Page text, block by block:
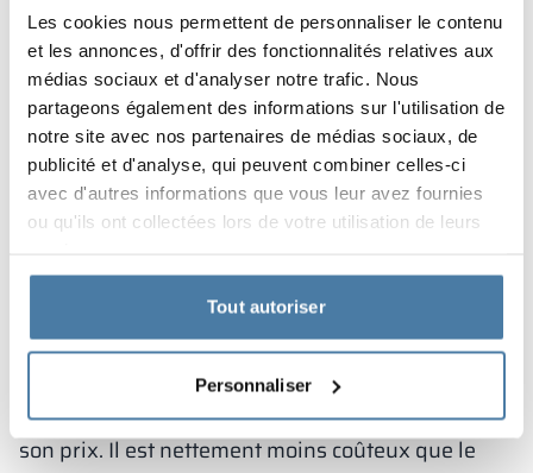
Les cookies nous permettent de personnaliser le contenu
et les annonces, d'offrir des fonctionnalités relatives aux
médias sociaux et d'analyser notre trafic. Nous
partageons également des informations sur l'utilisation de
notre site avec nos partenaires de médias sociaux, de
publicité et d'analyse, qui peuvent combiner celles-ci
avec d'autres informations que vous leur avez fournies
ou qu'ils ont collectées lors de votre utilisation de leurs
Tout autoriser
Personnaliser
Applications du panneau de
particules LPW –
construction de cabines
sanitaires
Une alternative au stratifié pour les pièces sèches
panneau LPW. Sa fabrication utilise également de
la résine, mais ses propriétés sont moins
impressionnantes que celles du HPL. Néanmoins,
le panneau de particules est un matériau très
populaire pour les cloisons légères en raison de
son prix. Il est nettement moins coûteux que le